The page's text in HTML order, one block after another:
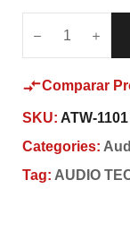
Comparar
SKU: ATW-
Categories:
Tag: AUDIO